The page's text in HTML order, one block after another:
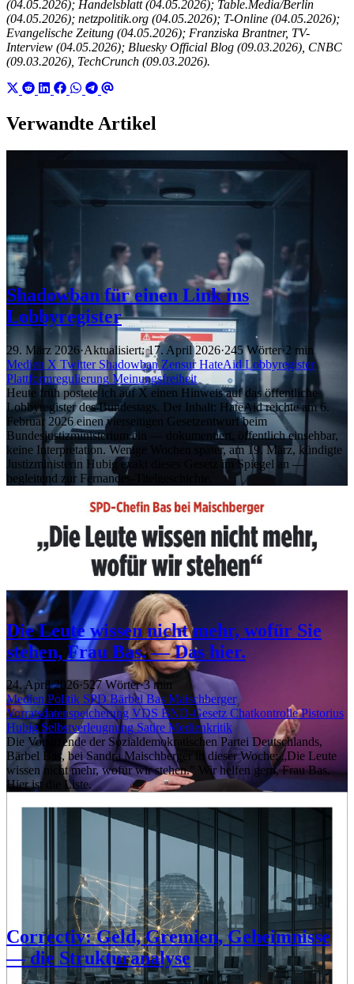
(04.05.2026); Handelsblatt (04.05.2026); Table.Media/Berlin
(04.05.2026); netzpolitik.org (04.05.2026); T-Online (04.05.2026);
Evangelische Zeitung (04.05.2026); Franziska Brantner, TV-
Interview (04.05.2026); Bluesky Official Blog (09.03.2026), CNBC
(09.03.2026), TechCrunch (09.03.2026).
Verwandte Artikel
Shadowban für einen Link ins
Lobbyregister
29. März 2026·Aktualisiert: 17. April 2026·245 Wörter·2 min
Medien X Twitter Shadowban ZensurHateAidLobbyregister
Plattformregulierung Meinungsfreiheit
Heute früh postete ich auf X einen Hinweis auf das öffentliche
Lobbyregister des Bundestags. Der Inhalt: HateAid reichte am 6.
Februar 2026 einen vierseitigen Gesetzentwurf beim
Bundesjustizministerium ein — dokumentiert, öffentlich einsehbar,
keine Interpretation. Wenige Wochen später, am 19. März, kündigte
Justizministerin Hubig exakt dieses Gesetz im Spiegel an —
begleitend zur Fernandes-Titelgeschichte.
Die Leute wissen nicht mehr, wofür Sie
stehen, Frau Bas. — Das hier.
24. April 2026·527 Wörter·3 min
Medien Politik SPDBärbel Bas Maischberger
Vorratsdatenspeicherung VDS BND-Gesetz ChatkontrollePistorius
HubigSelbstverleugnungSatire Medienkritik
Die Vorsitzende der Sozialdemokratischen Partei Deutschlands,
Bärbel Bas, bei Sandra Maischberger in dieser Woche: „Die Leute
wissen nicht mehr, wofür wir stehen." Wir helfen gern, Frau Bas.
Hier ist die Liste.
Correctiv: Geld, Gremien, Geheimnisse
— die Strukturanalyse